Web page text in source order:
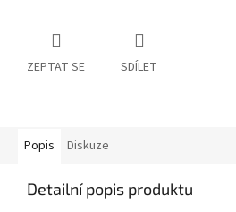
ZEPTAT SE SDÍLET
Popis Diskuze
Detailní popis produktu